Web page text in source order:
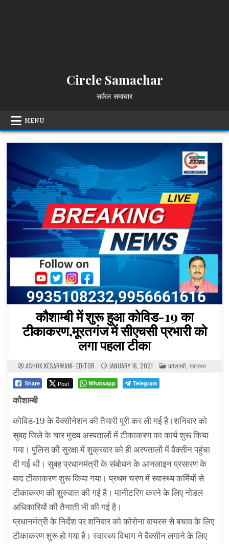
Circle Samachar
सर्कल समाचार
MENU
कौशाम्बी में शुरू हुआ कोविड-19 का
टीकाकरण,मूरतगंज में सीएचसी प्रभारी को
लगा पहला टीका
ASHOK KESARWANI- EDITOR JANUARY 16, 2021 POSTED
IN
कौशाम्बी स्वास्थ्य
Share Post Whatsapp Telegram
कौशाम्बी
कोविड-19 के वैक्सीनेशन की तैयारी पूरी कर ली गई है।शनिवार को
सुबह जिले के चार मुख्य अस्पतालों में टीकाकरण का कार्य शुरू किया
गया। पुलिस की सुरक्षा में शुक्रवार को ही अस्पतालों में वैक्सीन पहुंचा
दी गई थी। सुबह प्रधानमंत्री के संबोधन के आनलाइन प्रसारण के
बाद टीकाकरण शुरू किया गया। प्रथम चरण में स्वास्थ्य कर्मियों से
टीकाकरण की शुरुवात की गई है। मानीटरिग करने के लिए नोडल
अधिकारियों की तैनाती भी की गई है।
प्रधानमंत्री के निर्देश पर शनिवार को कोरोना वायरस से बचाव के लिए
टीकाकरण शुरू हो गया है। स्वास्थ्य विभाग ने वैक्सीन लगाने के लिए